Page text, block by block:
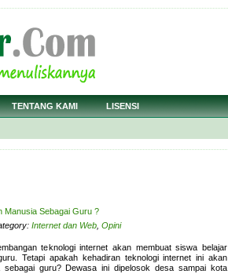
TENTANG KAMI LISENSI
Manusia Sebagai Guru ?
Internet dan Web Opini
teknologi internet akan membuat siswa belajar
Tetapi apakah kehadiran teknologi internet ini akan
sebagai guru? Dewasa ini dipelosok desa sampai kota